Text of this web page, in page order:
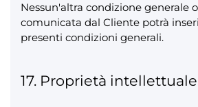
Nessun'altra condizione generale
comunicata dal Cliente potrà
presenti condizioni generali.
17. Proprietà intellettuale